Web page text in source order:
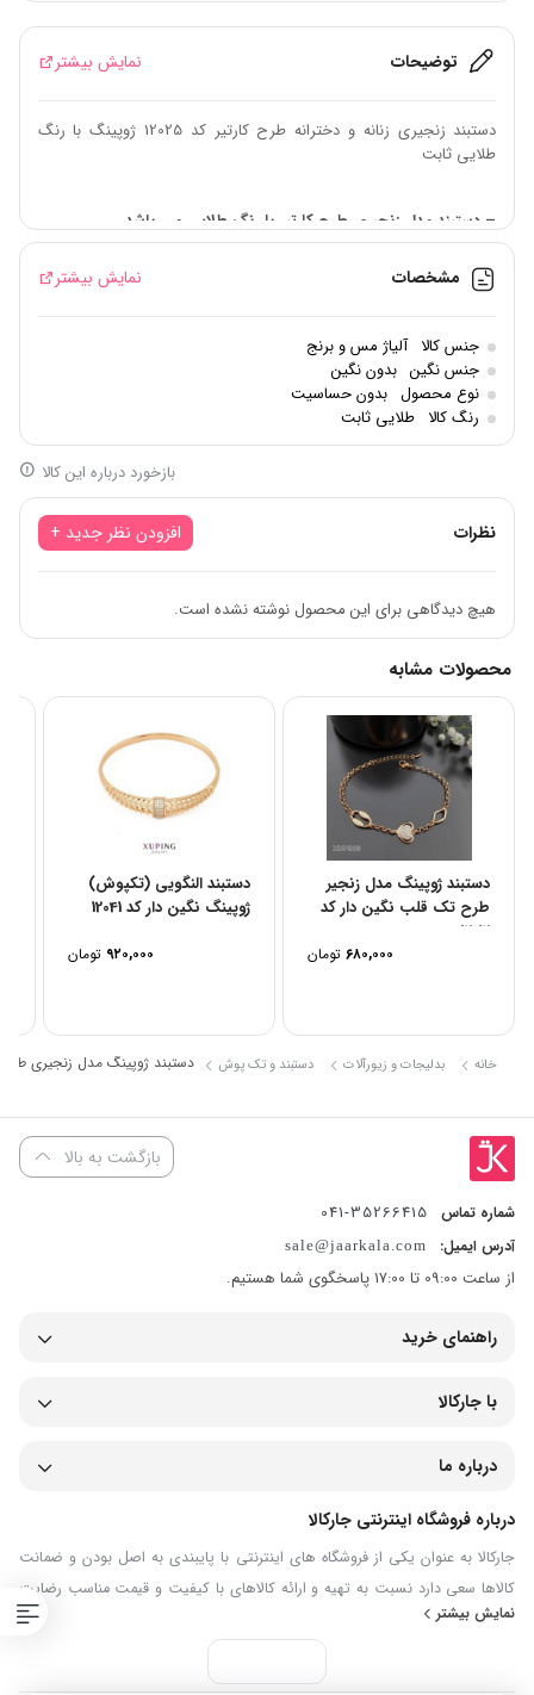
توضیحات نمایش بیشتر
دستبند زنجیری زنانه و دخترانه طرح کارتیر کد 12025 ژوپینگ با رنگ
طلایی ثابت
– دستبند مدل زنجیری طرح کارتیر با رنگ طلایی می باشد.
– جنس از آلیاز مس و برنج با روکش آب طلا بوده و هیچگونه
حساسیتی ندارد.
– رنگ دستبند در صورت نگهداری صحیح غیر قابل تغییر و ثابت می
باشد.
– بر اساس نمونه واقعی طرحهای موجود در بازار طلا ساخته شده است.
– شرایط نگهداری: دور از عطر، اکسیدان، رنگ مو و سایر مواد شیمیایی
نگهداری شود.
مشخصات نمایش بیشتر
جنس کالا آلیاژ مس و برنج
جنس نگین بدون نگین
نوع محصول بدون حساسیت
رنگ کالا طلایی ثابت
بازخورد درباره این کالا
نظرات افزودن نظر جدید +
هیچ دیدگاهی برای این محصول نوشته نشده است.
محصولات مشابه
دستبند ژوپینگ مدل زنجیر
طرح تک قلب نگین دار کد
12012
تومان
دستبند النگویی (تکپوش)
ژوپینگ نگین دار کد 12041
تومان
خانه بدلیجات و زیورآلات دستبند و تک پوش دستبند ژوپینگ مدل زنجیری طرح
بازگشت به بالا
شماره تماس 35266415-041
آدرس ایمیل: sale@jaarkala.com
از ساعت 09:00 تا 17:00 پاسخگوی شما هستیم.
راهنمای خرید
با جارکالا
درباره ما
درباره فروشگاه اینترنتی جارکالا
جارکالا به عنوان یکی از فروشگاه های اینترنتی با پایبندی به اصل بودن و ضمانت
کالاها سعی دارد نسبت به تهیه و ارائه کالاهای با کیفیت و قیمت مناسب رضایت
مشتریان و خریداران گرامی را جلب نماید.
نمایش بیشتر